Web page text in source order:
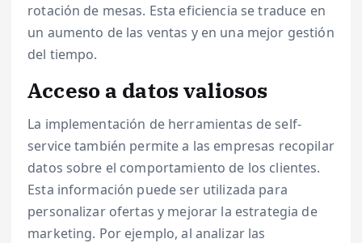
rotación de mesas. Esta eficiencia se traduce en
un aumento de las ventas y en una mejor gestión
del tiempo.
Acceso a datos valiosos
La implementación de herramientas de self-
service también permite a las empresas recopilar
datos sobre el comportamiento de los clientes.
Esta información puede ser utilizada para
personalizar ofertas y mejorar la estrategia de
marketing. Por ejemplo, al analizar las